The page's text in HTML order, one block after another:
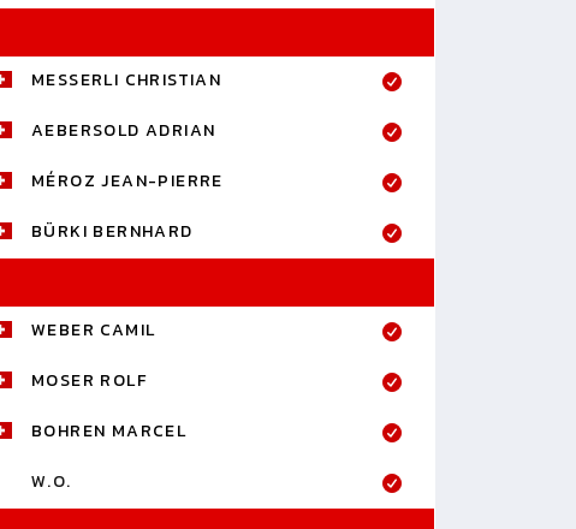
MESSERLI CHRISTIAN
AEBERSOLD ADRIAN
MÉROZ JEAN-PIERRE
BÜRKI BERNHARD
WEBER CAMIL
MOSER ROLF
BOHREN MARCEL
W.O.